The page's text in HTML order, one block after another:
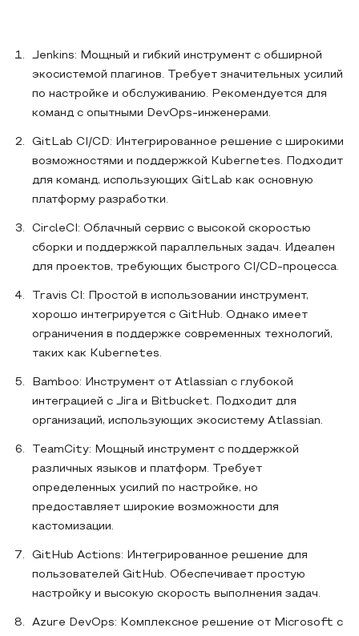
Jenkins: Мощный и гибкий инструмент с обширной
экосистемой плагинов. Требует значительных усилий
по настройке и обслуживанию. Рекомендуется для
команд с опытными DevOps-инженерами.
GitLab CI/CD: Интегрированное решение с широкими
возможностями и поддержкой Kubernetes. Подходит
для команд, использующих GitLab как основную
платформу разработки.
CircleCI: Облачный сервис с высокой скоростью
сборки и поддержкой параллельных задач. Идеален
для проектов, требующих быстрого CI/CD-процесса.
Travis CI: Простой в использовании инструмент,
хорошо интегрируется с GitHub. Однако имеет
ограничения в поддержке современных технологий,
таких как Kubernetes.
Bamboo: Инструмент от Atlassian с глубокой
интеграцией с Jira и Bitbucket. Подходит для
организаций, использующих экосистему Atlassian.
TeamCity: Мощный инструмент с поддержкой
различных языков и платформ. Требует
определенных усилий по настройке, но
предоставляет широкие возможности для
кастомизации.
GitHub Actions: Интегрированное решение для
пользователей GitHub. Обеспечивает простую
настройку и высокую скорость выполнения задач.
Azure DevOps: Комплексное решение от Microsoft с